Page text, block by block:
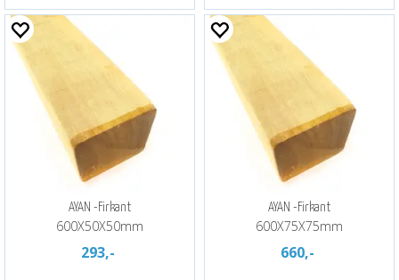
AYAN -Firkant
600X50X50mm
293,-
AYAN -Firkant
600X75X75mm
660,-